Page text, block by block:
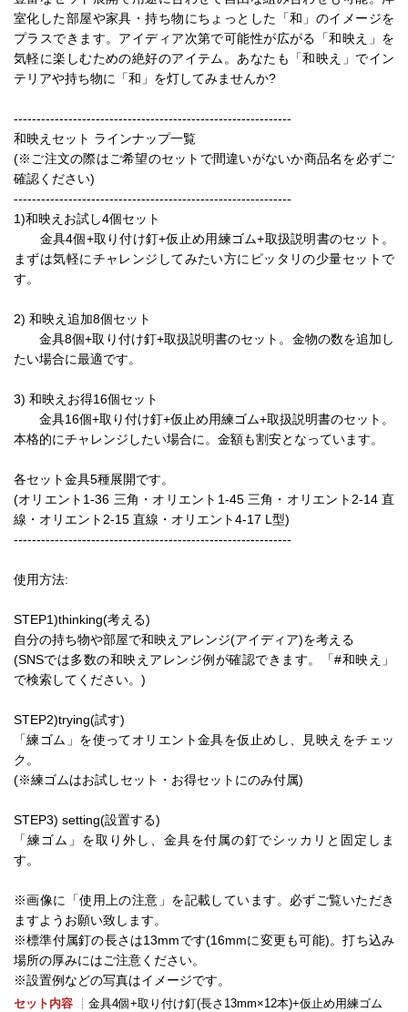
室化した部屋や家具・持ち物にちょっとした「和」のイメージを
プラスできます。アイディア次第で可能性が広がる「和映え」を
気軽に楽しむための絶好のアイテム。あなたも「和映え」でイン
テリアや持ち物に「和」を灯してみませんか?
-------------------------------------------------------------
和映えセット ラインナップ一覧
(※ご注文の際はご希望のセットで間違いがないか商品名を必ずご
確認ください)
-------------------------------------------------------------
1)和映えお試し4個セット
金具4個+取り付け釘+仮止め用練ゴム+取扱説明書のセット。
まずは気軽にチャレンジしてみたい方にピッタリの少量セットで
す。
2) 和映え追加8個セット
金具8個+取り付け釘+取扱説明書のセット。金物の数を追加し
たい場合に最適です。
3) 和映えお得16個セット
金具16個+取り付け釘+仮止め用練ゴム+取扱説明書のセット。
本格的にチャレンジしたい場合に。金額も割安となっています。
各セット金具5種展開です。
(オリエント1-36 三角・オリエント1-45 三角・オリエント2-14 直
線・オリエント2-15 直線・オリエント4-17 L型)
-------------------------------------------------------------
使用方法:
STEP1)thinking(考える)
自分の持ち物や部屋で和映えアレンジ(アイディア)を考える
(SNSでは多数の和映えアレンジ例が確認できます。「#和映え」
で検索してください。)
STEP2)trying(試す)
「練ゴム」を使ってオリエント金具を仮止めし、見映えをチェッ
ク。
(※練ゴムはお試しセット・お得セットにのみ付属)
STEP3) setting(設置する)
「練ゴム」を取り外し、金具を付属の釘でシッカリと固定しま
す。
※画像に「使用上の注意」を記載しています。必ずご覧いただき
ますようお願い致します。
※標準付属釘の長さは13mmです(16mmに変更も可能)。打ち込み
場所の厚みにはご注意ください。
※設置例などの写真はイメージです。
セット内容 ┊金具4個+取り付け釘(長さ13mm×12本)+仮止め用練ゴム